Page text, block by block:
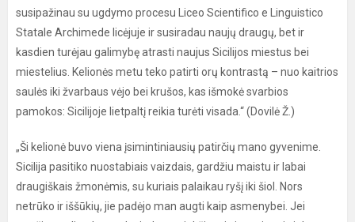
susipažinau su ugdymo procesu Liceo Scientifico e Linguistico
Statale Archimede licėjuje ir susiradau naujų draugų, bet ir
kasdien turėjau galimybę atrasti naujus Sicilijos miestus bei
miestelius. Kelionės metu teko patirti orų kontrastą – nuo kaitrios
saulės iki žvarbaus vėjo bei krušos, kas išmokė svarbios
pamokos: Sicilijoje lietpaltį reikia turėti visada.“ (Dovilė Ž.)
„Ši kelionė buvo viena įsimintiniausių patirčių mano gyvenime.
Sicilija pasitiko nuostabiais vaizdais, gardžiu maistu ir labai
draugiškais žmonėmis, su kuriais palaikau ryšį iki šiol. Nors
netrūko ir iššūkių, jie padėjo man augti kaip asmenybei. Jei